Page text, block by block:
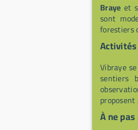
Braye et
sont
forestiers
Vibraye
sentiers
À ne